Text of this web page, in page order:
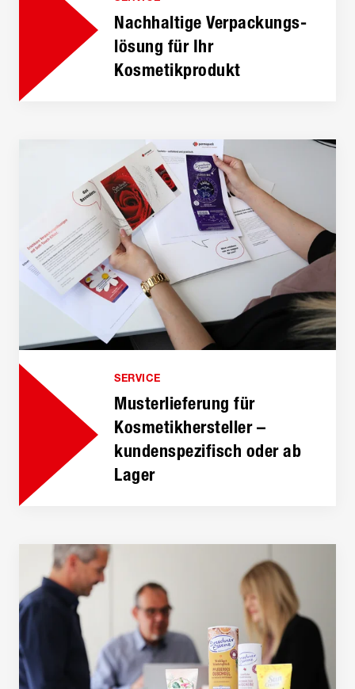
Nachhaltige Verpackungs­
lösung für Ihr
Kosmetikprodukt
SERVICE
Musterlieferung für
Kosmetik­hersteller –
kundenspezifisch oder ab
Lager